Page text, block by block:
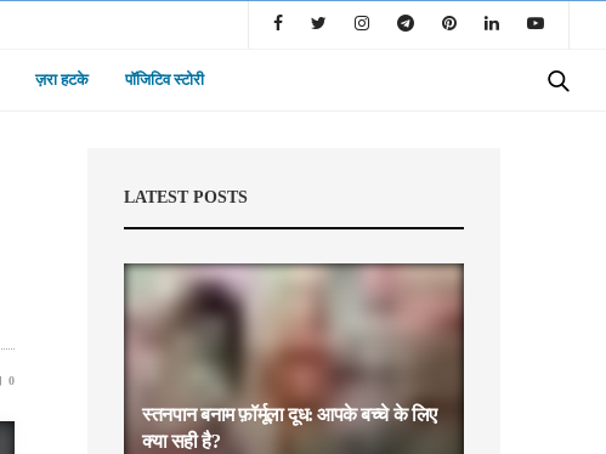
ज़रा हटके पॉजिटिव स्टोरी
0
LATEST POSTS
स्तनपान बनाम फ़ॉर्मूला दूध: आपके बच्चे के लिए
क्या सही है?